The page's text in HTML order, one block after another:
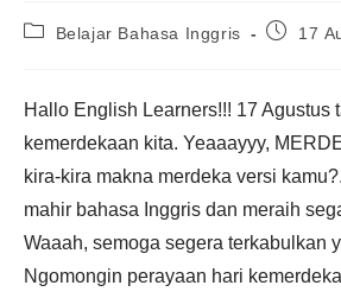
PostBelajar Bahasa Inggris
Post17
Hallo English Learners!!! 17 Agustus
kemerdekaan kita. Yeaaayyy,
kira-kira makna merdeka versi
mahir bahasa Inggris dan meraih
Waaah, semoga segera terkabulkan
Ngomongin perayaan hari
TOEFL 1 Bulan 8 jam